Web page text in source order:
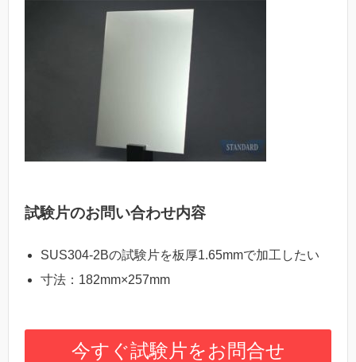
試験片のお問い合わせ内容
SUS304-2Bの試験片を板厚1.65mmで加工したい
寸法：182mm×257mm
今すぐ試験片をお問合せ